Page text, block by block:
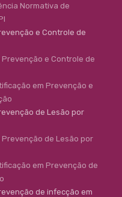
Normativa de
e Controle de
e Controle de
em Prevenção e
de Lesão por
de Lesão por
em Prevenção de
de infecção em